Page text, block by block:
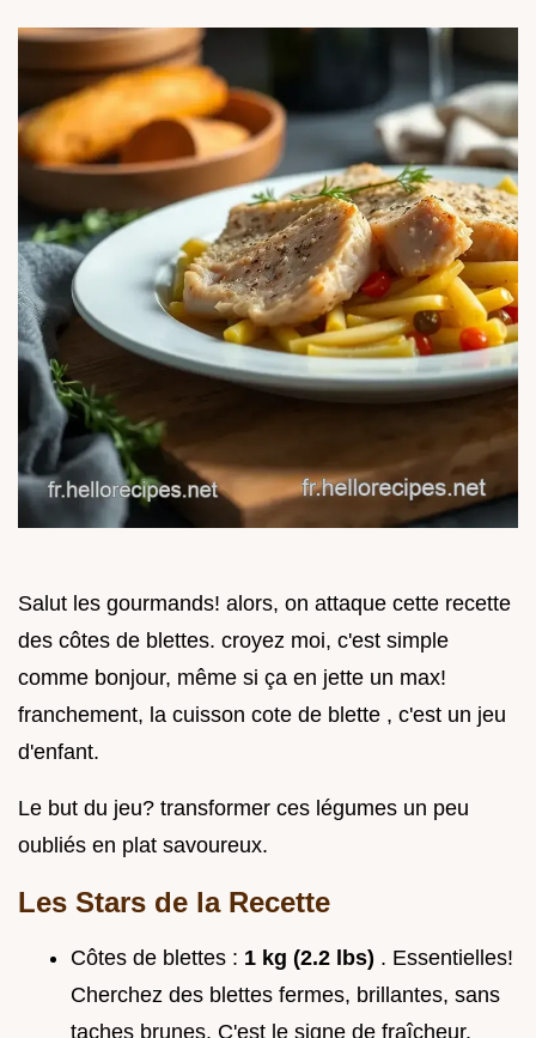
Salut les gourmands! alors, on attaque cette recette
des côtes de blettes. croyez moi, c'est simple
comme bonjour, même si ça en jette un max!
franchement, la cuisson cote de blette , c'est un jeu
d'enfant.
Le but du jeu? transformer ces légumes un peu
oubliés en plat savoureux.
Les Stars de la Recette
Côtes de blettes : 1 kg (2.2 lbs) . Essentielles!
Cherchez des blettes fermes, brillantes, sans
taches brunes. C'est le signe de fraîcheur.